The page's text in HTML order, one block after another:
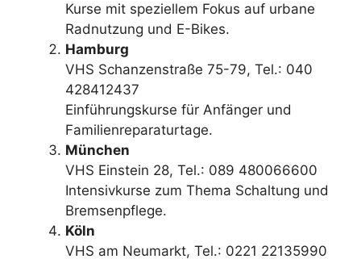
Kurse mit speziellem Fokus auf urbane
Radnutzung und E-Bikes.
Hamburg
VHS Schanzenstraße 75-79, Tel.: 040
428412437
Einführungskurse für Anfänger und
Familienreparaturtage.
München
VHS Einstein 28, Tel.: 089 480066600
Intensivkurse zum Thema Schaltung und
Bremsenpflege.
Köln
VHS am Neumarkt, Tel.: 0221 22135990